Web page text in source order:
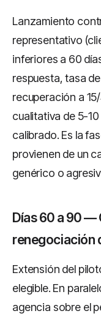
Lanzamiento
representativo
inferiores a 60
respuesta, tasa
recuperación a
cualitativa de 5-
calibrado. Es la
provienen de un
genérico o
Días 60 a 90 —
renegociación
Extensión del
elegible. En
agencia sobre el